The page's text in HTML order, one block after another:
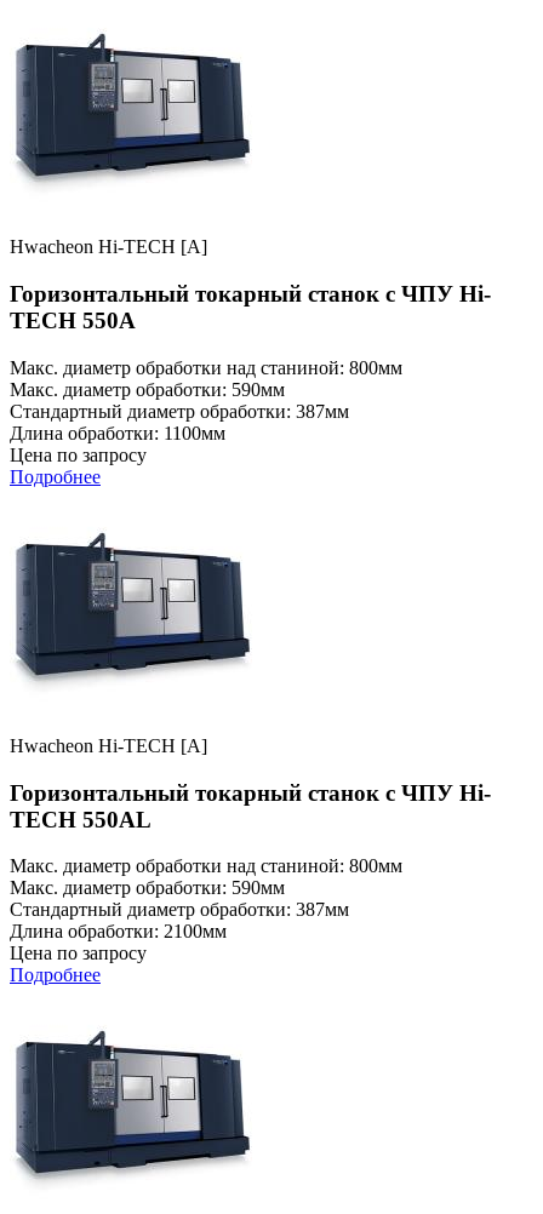
Hwacheon Hi-TECH [A]
Горизонтальный токарный станок с ЧПУ Hi-
TECH 550A
Макс. диаметр обработки над станиной: 800мм
Макс. диаметр обработки: 590мм
Стандартный диаметр обработки: 387мм
Длина обработки: 1100мм
Цена по запросу
Подробнее
Hwacheon Hi-TECH [A]
Горизонтальный токарный станок с ЧПУ Hi-
TECH 550AL
Макс. диаметр обработки над станиной: 800мм
Макс. диаметр обработки: 590мм
Стандартный диаметр обработки: 387мм
Длина обработки: 2100мм
Цена по запросу
Подробнее